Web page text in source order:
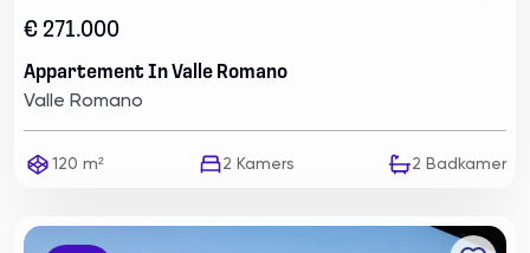
€ 271.000
Appartement In Valle Romano
Valle Romano
120 m² 2 Kamers 2 Badkamer